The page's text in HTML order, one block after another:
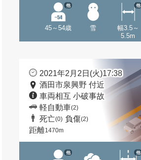
45～54歳
他
雪
幅3.5～
5.5m
他
2021年2月2日(火)17:38
酒田市泉興野 付近
車両相互 小破事故
軽自動車(2)
死亡(0) 負傷(2)
距離1470m
他 他